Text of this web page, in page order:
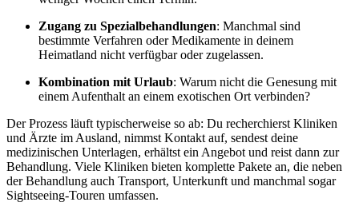
Zugang zu Spezialbehandlungen: Manchmal sind
bestimmte Verfahren oder Medikamente in deinem
Heimatland nicht verfügbar oder zugelassen.
Kombination mit Urlaub: Warum nicht die Genesung mit
einem Aufenthalt an einem exotischen Ort verbinden?
Der Prozess läuft typischerweise so ab: Du recherchierst Kliniken
und Ärzte im Ausland, nimmst Kontakt auf, sendest deine
medizinischen Unterlagen, erhältst ein Angebot und reist dann zur
Behandlung. Viele Kliniken bieten komplette Pakete an, die neben
der Behandlung auch Transport, Unterkunft und manchmal sogar
Sightseeing-Touren umfassen.